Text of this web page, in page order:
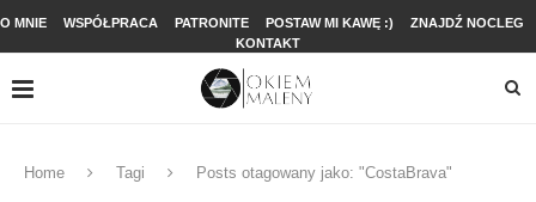
O MNIE WSPÓŁPRACA PATRONITE POSTAW MI KAWĘ :)
ZNAJDŹ NOCLEG
KONTAKT
Home Tagi Posts otagowany jako: "CostaBrava"